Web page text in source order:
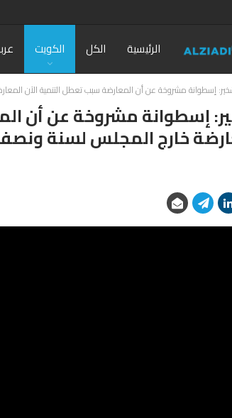
الرئيسية الكل الكويت
إسطوانة مشروخة عن أن المعارضة سبب تعطل التنمية الآن
إسطوانة مشروخة عن أن
خارج المجلس لسنة